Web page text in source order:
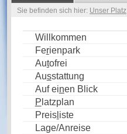
Sie befinden sich hier: Unser Platz
Willkommen
Ferienpark
Autofrei
Ausstattung
Auf einen Blick
P latzplan
Preisl iste
Lage/Anreise